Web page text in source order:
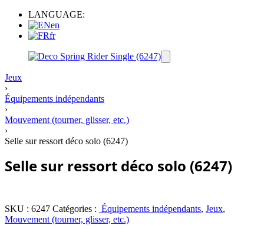
LANGUAGE:
en
fr
Jeux
›
Équipements indépendants
›
Mouvement (tourner, glisser, etc.)
›
Selle sur ressort déco solo (6247)
Selle sur ressort déco solo (6247)
SKU : 6247 Catégories : Équipements indépendants, Jeux,
Mouvement (tourner, glisser, etc.)